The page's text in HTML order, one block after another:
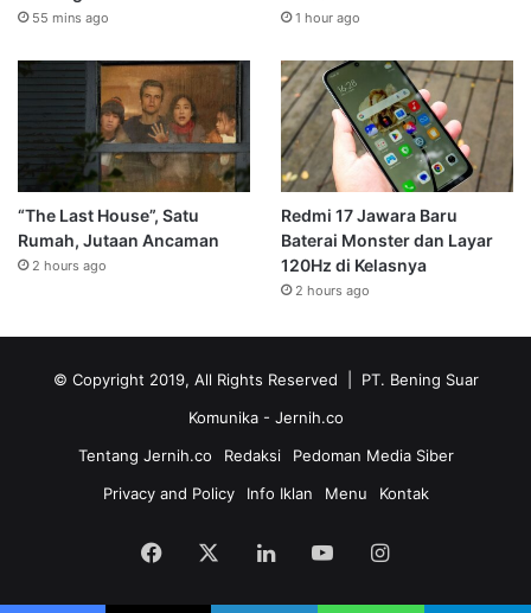
55 mins ago 1 hour ago
“The Last House”, Satu
Rumah, Jutaan Ancaman
2 hours ago
Redmi 17 Jawara Baru
Baterai Monster dan Layar
120Hz di Kelasnya
2 hours ago
© Copyright 2019, All Rights Reserved | PT. Bening Suar
Komunika - Jernih.co
Tentang Jernih.co
Redaksi
Pedoman Media Siber
Privacy and Policy
Info Iklan Menu Kontak
Facebook LinkedInYouTubeInstagram